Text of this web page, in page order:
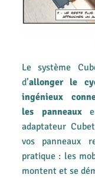
Le système
d’allonger le
ingénieux
les panneaux
adaptateur
vos panneaux
pratique : les
montent et se